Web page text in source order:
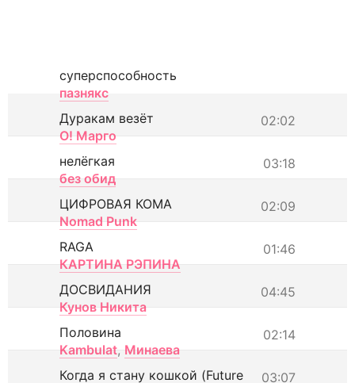
суперспособность
пазнякс
02:02
Дуракам везёт
О! Марго
03:18
нелёгкая
без обид
02:09
ЦИФРОВАЯ КОМА
Nomad Punk
01:46
RAGA
КАРТИНА РЭПИНА
04:45
ДОСВИДАНИЯ
Кунов Никита
02:14
Половина
Kambulat, Минаева
03:07
Когда я стану кошкой (Future